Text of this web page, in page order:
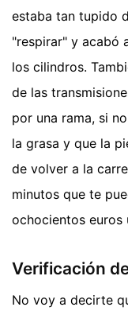
estaba tan tupido
"respirar" y acabó
los cilindros.
de las
por una rama, si
la grasa y que la
de volver a la
minutos que te
ochocientos euros
Verificación
No voy a decirte